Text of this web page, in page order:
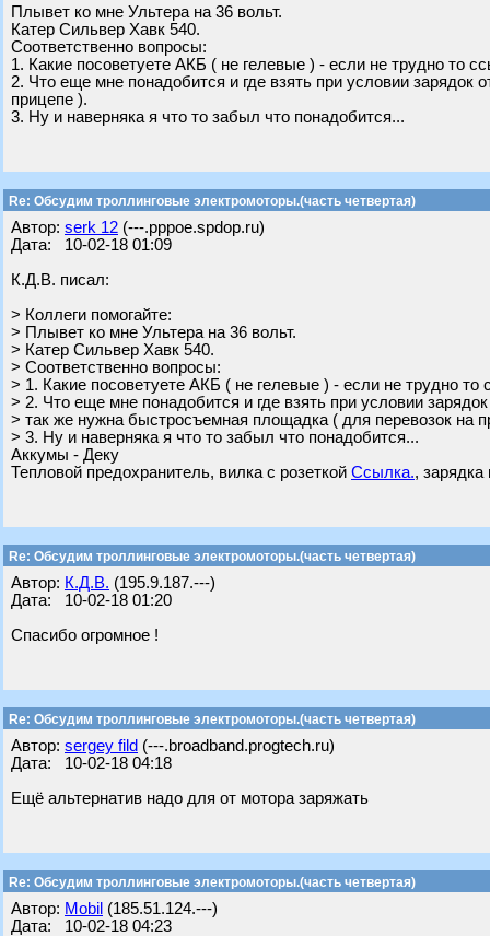
Плывет ко мне Ультера на 36 вольт.
Катер Сильвер Хавк 540.
Соответственно вопросы:
1. Какие посоветуете АКБ ( не гелевые ) - если не трудно то
2. Что еще мне понадобится и где взять при условии
прицепе ).
3. Ну и наверняка я что то забыл что понадобится...
Re: Обсудим троллинговые электромоторы.(часть четвертая)
Автор: serk 12 (---.pppoe.spdop.ru)
Дата: 10-02-18 01:09
К.Д.В. писал:
> Коллеги помогайте:
> Плывет ко мне Ультера на 36 вольт.
> Катер Сильвер Хавк 540.
> Соответственно вопросы:
> 1. Какие посоветуете АКБ ( не гелевые ) - если не трудно то
> 2. Что еще мне понадобится и где взять при условии
> так же нужна быстросъемная площадка ( для перевозок на
> 3. Ну и наверняка я что то забыл что понадобится...
Аккумы - Деку
Тепловой предохранитель, вилка с розеткой Ссылка.,
Re: Обсудим троллинговые электромоторы.(часть четвертая)
Автор: К.Д.В. (195.9.187.---)
Дата: 10-02-18 01:20
Спасибо огромное !
Re: Обсудим троллинговые электромоторы.(часть четвертая)
Автор: sergey fild (---.broadband.progtech.ru)
Дата: 10-02-18 04:18
Ещё альтернатив надо для от мотора заряжать
Re: Обсудим троллинговые электромоторы.(часть четвертая)
Автор: Mobil (185.51.124.---)
Дата: 10-02-18 04:23